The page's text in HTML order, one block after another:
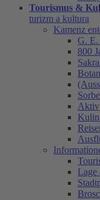
Tourismus &
turizm a kultura
Kamenz
G. E.
800
Aktiv
Lage